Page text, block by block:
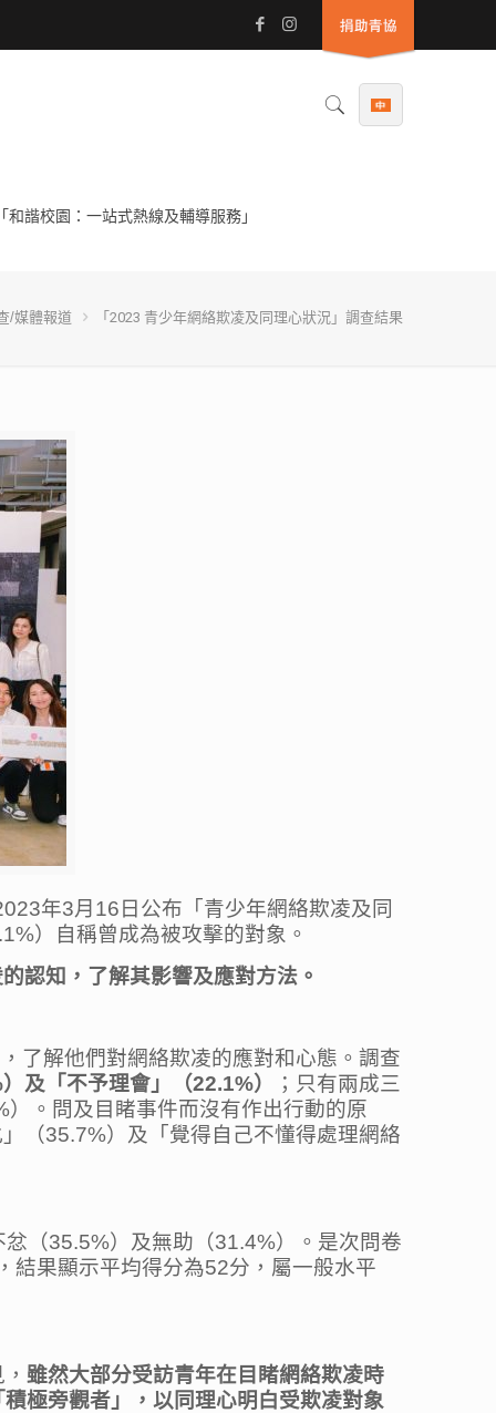
和諧校園：一站式熱線及輔導服務」
/媒體報道 「2023 青少年網絡欺凌及同理心狀況」調查結果
年3月16日公布「青少年網絡欺凌及同
）自稱曾成為被攻擊的對象。
認知，了解其影響及應對方法。
了解他們對網絡欺凌的應對和心態。調查
及「不予理會」（22.1%）
；只有兩成三
。問及目睹事件而沒有作出行動的原
（35.7%）及「覺得自己不懂得處理網絡
（35.5%）及無助（31.4%）。是次問卷
結果顯示平均得分為52分，屬一般水平
雖然大部分受訪青年在目睹網絡欺凌時
極旁觀者」，以同理心明白受欺凌對象